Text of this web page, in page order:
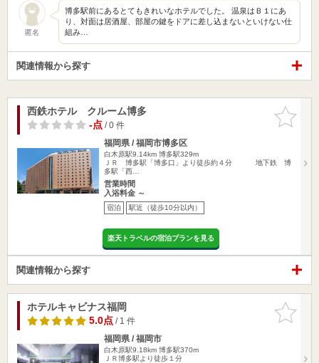
匿名
博多駅前にあるとてもきれいなホテルでした。 温泉はＢ１にあ
り、対面は居酒屋、部屋の鍵をドアに差し込まないといけない仕
組み…
関連情報から探す
お気に入
りに追加
西鉄ホテル クルーム博多
-点/ 0 件
福岡県 / 福岡市博多区
白木原駅9.14km 博多駅329m
ＪＲ 博多駅「博多口」より徒歩約４分 地下鉄 博
多駅「西…
営業時間
入浴料金 ～
宿泊 駅近（徒歩10分以内）
楽天トラベルの宿泊プランを見る
関連情報から探す
お気に入
りに追加
ホテルキャビナス福岡
5.0点/ 1 件
福岡県 / 福岡市
白木原駅9.18km 博多駅370m
ＪＲ博多駅より徒歩１分